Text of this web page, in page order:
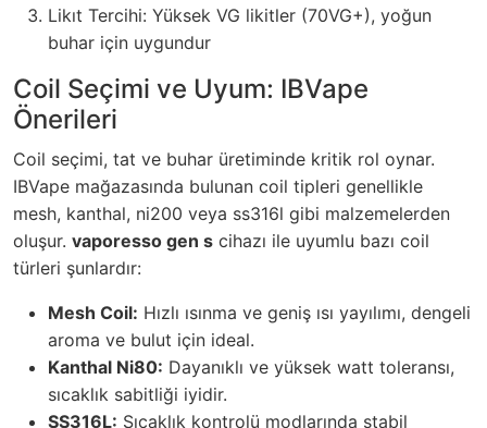
Likıt Tercihi: Yüksek VG likitler (70VG+), yoğun
buhar için uygundur
Coil Seçimi ve Uyum: IBVape
Önerileri
Coil seçimi, tat ve buhar üretiminde kritik rol oynar.
IBVape mağazasında bulunan coil tipleri genellikle
mesh, kanthal, ni200 veya ss316l gibi malzemelerden
oluşur. vaporesso gen s cihazı ile uyumlu bazı coil
türleri şunlardır:
Mesh Coil: Hızlı ısınma ve geniş ısı yayılımı, dengeli
aroma ve bulut için ideal.
Kanthal Ni80: Dayanıklı ve yüksek watt toleransı,
sıcaklık sabitliği iyidir.
SS316L: Sıcaklık kontrolü modlarında stabil